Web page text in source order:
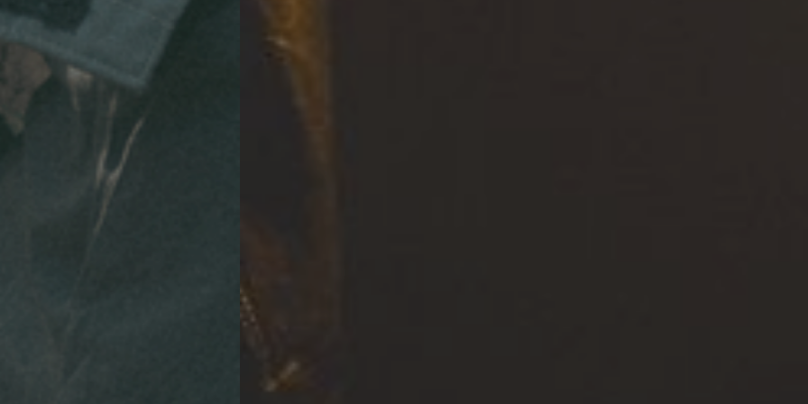
MARATON HUDBY: DEAD
LEGACY + BAND OF HEYSEK +
KOLEKTIVNÍ HALUCINACE
sobota 8. 8. 2026